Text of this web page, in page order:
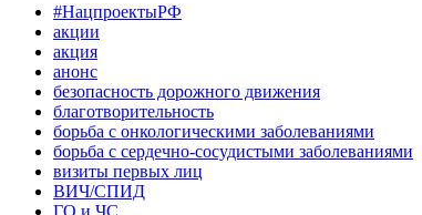
#НацпроектыРФ
акции
акция
анонс
безопасность дорожного движения
благотворительность
борьба с онкологическими заболеваниями
борьба с сердечно-сосудистыми заболеваниями
визиты первых лиц
ВИЧ/СПИД
ГО и ЧС